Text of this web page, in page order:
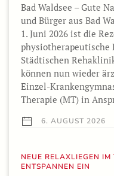
Bad Waldsee – Gute
und Bürger aus Bad
1. Juni 2026 ist die
physiotherapeutische
Städtischen
können nun wieder
Einzel-
Therapie (MT) in
6. AUGUST 2026
NEUE RELAXLIEGEN
ENTSPANNEN EIN